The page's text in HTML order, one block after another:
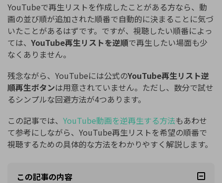
YouTubeで再生リストを作成したことがある方なら、動
画の並び順が追加された順番で自動的に決まることに気づ
いたことがあるはずです。ですが、視聴したい順番によっ
ては、YouTube再生リストを逆順で再生したい場面も少
なくありません。
残念ながら、YouTubeには公式のYouTube再生リスト逆
順再生ボタンは用意されていません。ただし、数分で試せ
るシンプルな回避方法が4つあります。
この記事では、 YouTube動画を逆再生する方法もあわせ
て参考にしながら、YouTube再生リストを希望の順番で
視聴するための具体的な方法をわかりやすく解説します。
この記事の内容